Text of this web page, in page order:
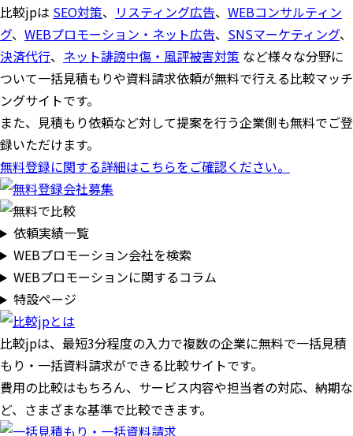
比較jpは SEO対策、 リスティング広告、 WEBコンサルティン
グ、 WEBプロモーション・ネット広告、 SNSマーケティング、
決済代行、 ネット誹謗中傷・風評被害対策 など様々な分野に
ついて一括見積もりや資料請求依頼が無料で行える比較マッチ
ングサイトです。
また、見積もり依頼など対して提案を行う企業側も無料でご登
録いただけます。
無料登録に関する詳細はこちらをご確認ください。
依頼実績一覧
WEBプロモーション会社を検索
WEBプロモーションに関するコラム
特設ページ
比較jpは、 最短3分程度の入力で複数の企業に無料で一括見積
もり・一括資料請求ができる比較サイトです。
費用の比較はもちろん、サービス内容や担当者の対応、納期な
ど、さまざまな基準で比較できます。